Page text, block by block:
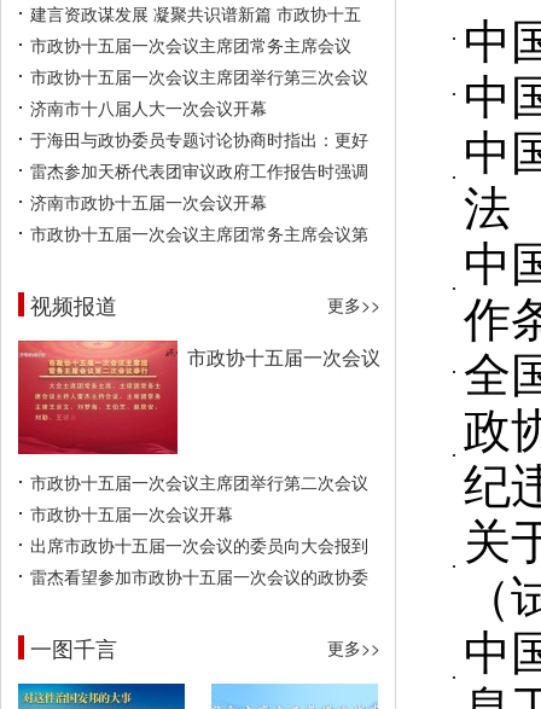
建言资政谋发展 凝聚共识谱新篇 市政协十五
市政协十五届一次会议主席团常务主席会议
市政协十五届一次会议主席团举行第三次会议
济南市十八届人大一次会议开幕
于海田与政协委员专题讨论协商时指出：更好
雷杰参加天桥代表团审议政府工作报告时强调
济南市政协十五届一次会议开幕
市政协十五届一次会议主席团常务主席会议第
视频报道 更多>>
市政协十五届一次会议
市政协十五届一次会议主席团举行第二次会议
市政协十五届一次会议开幕
出席市政协十五届一次会议的委员向大会报到
雷杰看望参加市政协十五届一次会议的政协委
一图千言 更多>>
中
中
中
法
中
作
全
政
纪
关
中